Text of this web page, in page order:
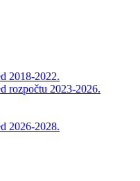
2018-2022.
rozpočtu 2023-2026.
2026-2028.